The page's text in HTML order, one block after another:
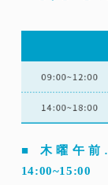
■ 木曜午
14:00~15:00